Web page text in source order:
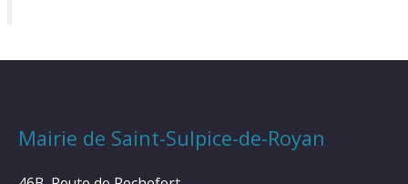
Mairie de Saint-Sulpice-de-Royan